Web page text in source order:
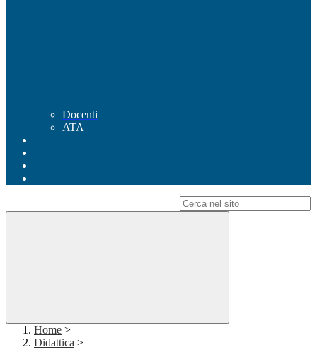
Docenti
ATA
Home >
Didattica >